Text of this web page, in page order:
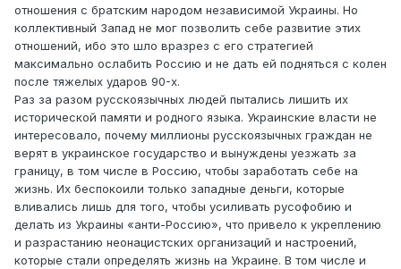
отношения с братским народом независимой Украины. Но
коллективный Запад не мог позволить себе развитие этих
отношений, ибо это шло вразрез с его стратегией
максимально ослабить Россию и не дать ей подняться с колен
после тяжелых ударов 90-х.
Раз за разом русскоязычных людей пытались лишить их
исторической памяти и родного языка. Украинские власти не
интересовало, почему миллионы русскоязычных граждан не
верят в украинское государство и вынуждены уезжать за
границу, в том числе в Россию, чтобы заработать себе на
жизнь. Их беспокоили только западные деньги, которые
вливались лишь для того, чтобы усиливать русофобию и
делать из Украины «анти-Россию», что привело к укреплению
и разрастанию неонацистских организаций и настроений,
которые стали определять жизнь на Украине. В том числе и